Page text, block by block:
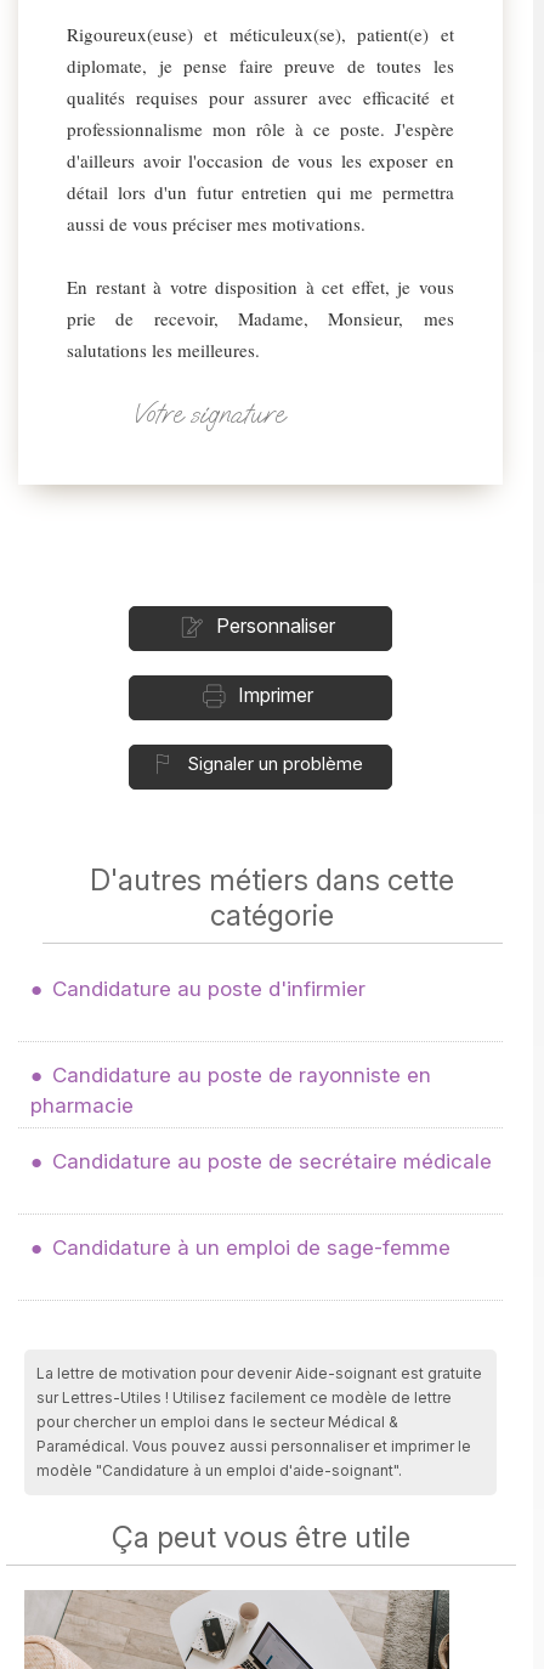
Rigoureux(euse) et méticuleux(se), patient(e) et
diplomate, je pense faire preuve de toutes les
qualités requises pour assurer avec efficacité et
professionnalisme mon rôle à ce poste. J'espère
d'ailleurs avoir l'occasion de vous les exposer en
détail lors d'un futur entretien qui me permettra
aussi de vous préciser mes motivations.
En restant à votre disposition à cet effet, je vous
prie de recevoir, Madame, Monsieur, mes
salutations les meilleures.
Votre signature
Personnaliser
Imprimer
Signaler un problème
D'autres métiers dans cette
catégorie
Candidature au poste d'infirmier
Candidature au poste de rayonniste en
pharmacie
Candidature au poste de secrétaire médicale
Candidature à un emploi de sage-femme
La lettre de motivation pour devenir Aide-soignant est gratuite
sur Lettres-Utiles ! Utilisez facilement ce modèle de lettre
pour chercher un emploi dans le secteur Médical &
Paramédical. Vous pouvez aussi personnaliser et imprimer le
modèle "Candidature à un emploi d'aide-soignant".
Ça peut vous être utile